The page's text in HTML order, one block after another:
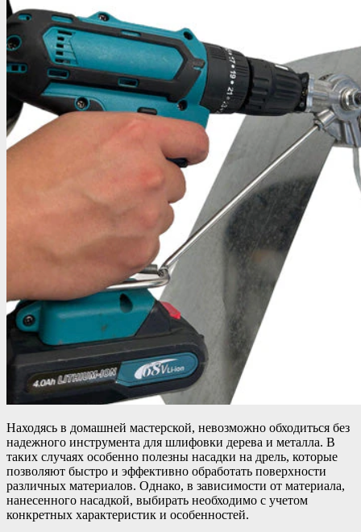
Находясь в домашней мастерской, невозможно обходиться без
надежного инструмента для шлифовки дерева и металла. В
таких случаях особенно полезны насадки на дрель, которые
позволяют быстро и эффективно обработать поверхности
различных материалов. Однако, в зависимости от материала,
нанесенного насадкой, выбирать необходимо с учетом
конкретных характеристик и особенностей.